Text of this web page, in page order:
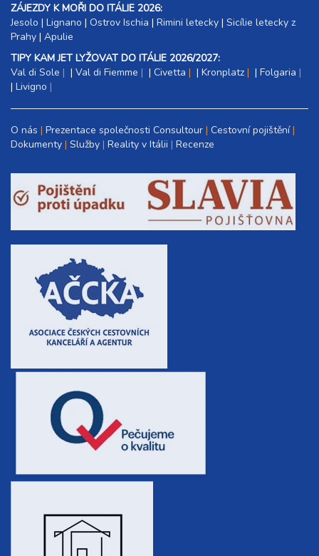
ZÁJEZDY K MOŘI DO ITÁLIE 2026:
Jesolo | Lignano | Ostrov Ischia | Rimini letecky | Sicílie letecky z
Prahy | Apulie
TIPY KAM JET LYŽOVAT DO ITÁLIE 2026/2027:
Val di Sole
| Val di Fiemme | Civetta | Kronplatz | Folgaria
| Livigno
O nás Prezentace společnosti Consultour Cestovní pojištění
Dokumenty Služby Reality v Itálii Recenze